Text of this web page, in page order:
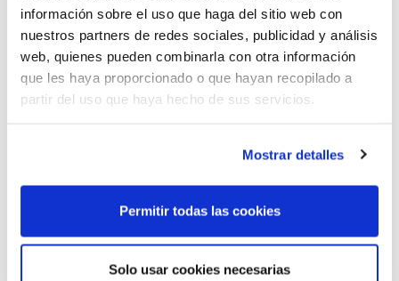
información sobre el uso que haga del sitio web con
nuestros partners de redes sociales, publicidad y análisis
web, quienes pueden combinarla con otra información
que les haya proporcionado o que hayan recopilado a
partir del uso que haya hecho de sus servicios.
Mostrar detalles
Permitir todas las cookies
Solo usar cookies necesarias
usuarios/as, de los contenidos.
El uso ilícito, negligente, fraudulento, contrario
a las presentes Condiciones Generales, a la
buena fe, a los usos generalmente aceptados o
al orden público, del sitio Web, sus servicios o
La falta de licitud, calidad, fiabilidad, utilidad y
usuarios/as en el sitio Web.
El incumplimiento por parte de terceros de sus
obligaciones o compromisos en relación con